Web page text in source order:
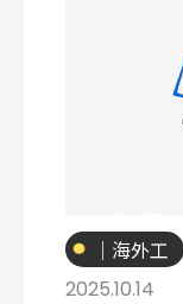
｜海外工
讀
2025.10.14